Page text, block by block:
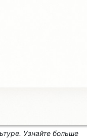
Узнайте больше